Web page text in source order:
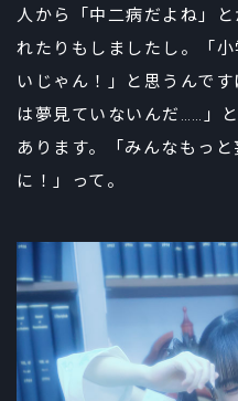
人から「中二病だよね」
れたりもしましたし。「
いじゃん！」と思うんで
は夢見ていないんだ……」
あります。「みんなもっ
に！」って。